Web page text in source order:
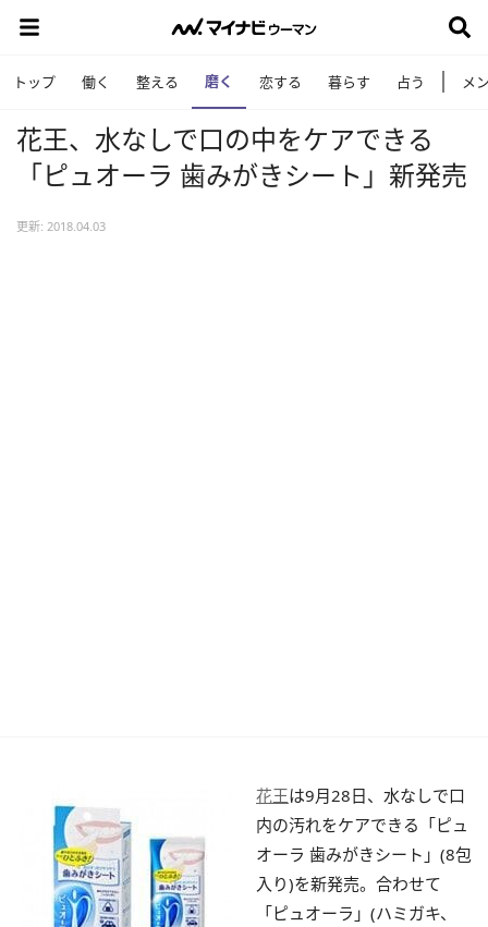
トップ 働く 整える 磨く 恋する 暮らす 占う メ
花王、水なしで口の中をケアできる
「ピュオーラ 歯みがきシート」新発売
更新: 2018.04.03
花王は9月28日、水なしで口
内の汚れをケアできる「ピュ
オーラ 歯みがきシート」(8包
入り)を新発売。合わせて
「ピュオーラ」(ハミガキ、